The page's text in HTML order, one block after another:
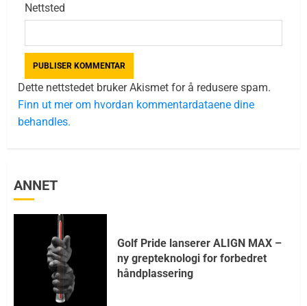
Nettsted
Dette nettstedet bruker Akismet for å redusere spam.
Finn ut mer om hvordan kommentardataene dine
behandles.
ANNET
Golf Pride lanserer ALIGN MAX –
ny grepteknologi for forbedret
håndplassering